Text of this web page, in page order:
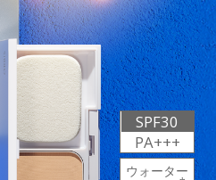
SPF30
PA+++
ウォーター